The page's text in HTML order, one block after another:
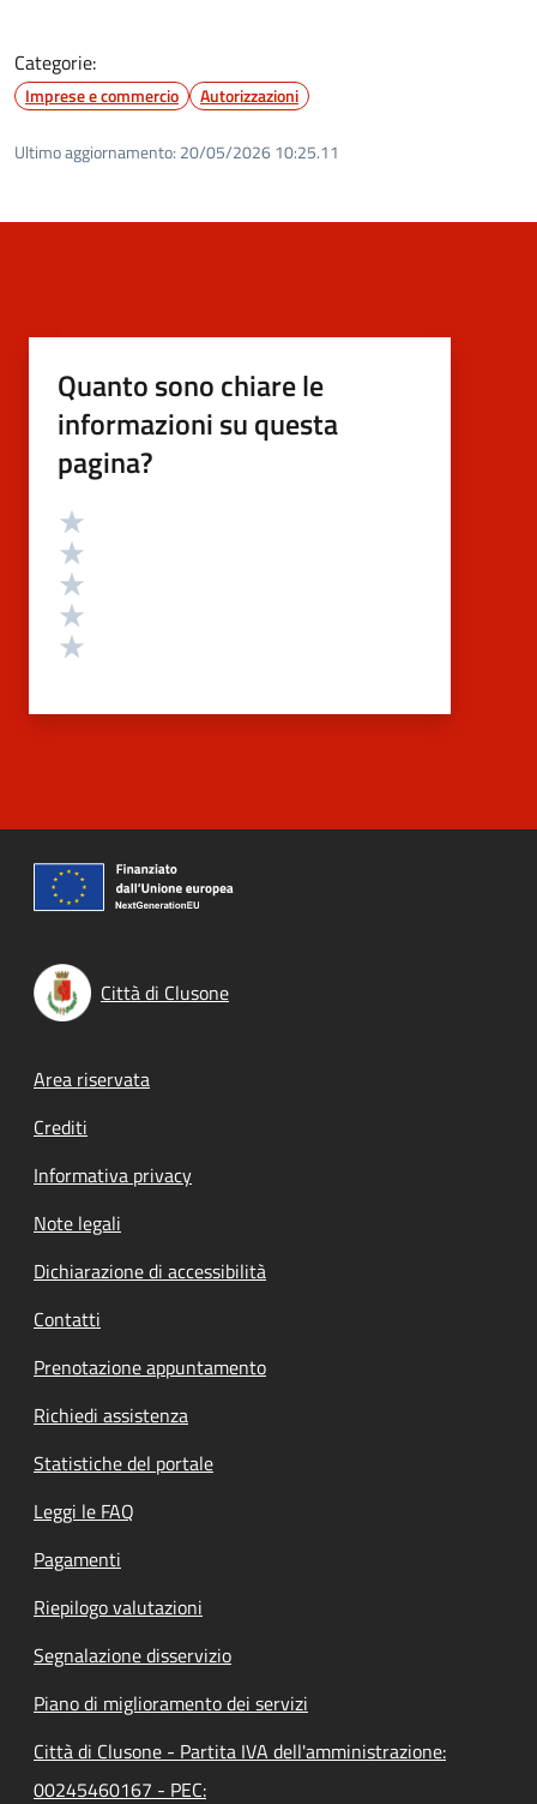
Categorie:
Imprese e commercio Autorizzazioni
Ultimo aggiornamento: 20/05/2026 10:25.11
Quanto sono chiare le
informazioni su questa
pagina?
Valutazione
Città di Clusone
Footer menu
Area riservata
Crediti
Informativa privacy
Note legali
Dichiarazione di accessibilità
Contatti
Prenotazione appuntamento
Richiedi assistenza
Statistiche del portale
Leggi le FAQ
Pagamenti
Riepilogo valutazioni
Segnalazione disservizio
Piano di miglioramento dei servizi
Città di Clusone - Partita IVA dell'amministrazione:
00245460167 - PEC: